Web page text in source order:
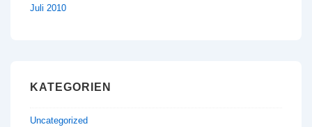
Juli 2010
KATEGORIEN
Uncategorized